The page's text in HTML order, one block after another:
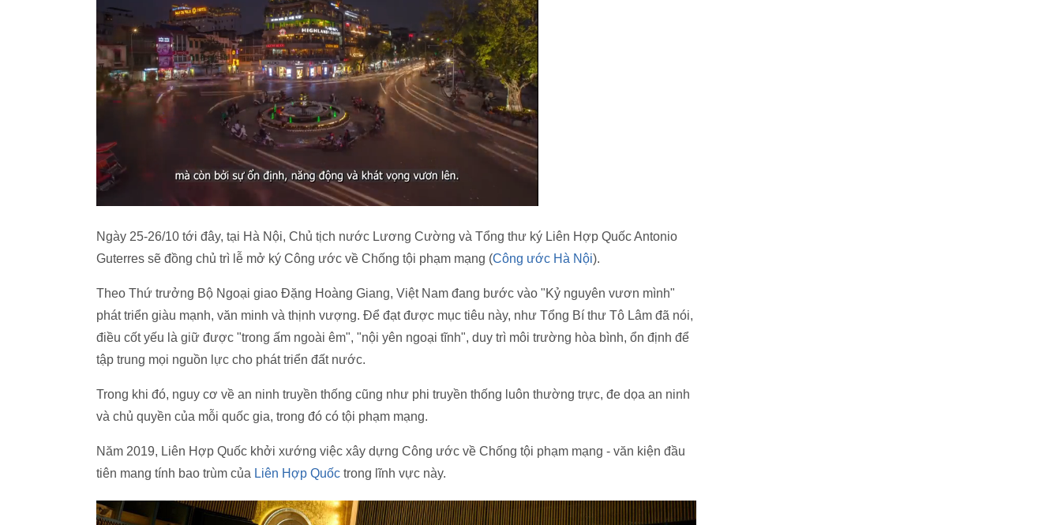
Ngày 25-26/10 tới đây, tại Hà Nội, Chủ tịch nước Lương Cường và Tổng thư ký Liên Hợp Quốc Antonio
Guterres sẽ đồng chủ trì lễ mở ký Công ước về Chống tội phạm mạng (Công ước Hà Nội).
Theo Thứ trưởng Bộ Ngoại giao Đặng Hoàng Giang, Việt Nam đang bước vào "Kỷ nguyên vươn mình"
phát triển giàu mạnh, văn minh và thịnh vượng. Để đạt được mục tiêu này, như Tổng Bí thư Tô Lâm đã nói,
điều cốt yếu là giữ được "trong ấm ngoài êm", "nội yên ngoại tĩnh", duy trì môi trường hòa bình, ổn định để
tập trung mọi nguồn lực cho phát triển đất nước.
Trong khi đó, nguy cơ về an ninh truyền thống cũng như phi truyền thống luôn thường trực, đe dọa an ninh
và chủ quyền của mỗi quốc gia, trong đó có tội phạm mạng.
Năm 2019, Liên Hợp Quốc khởi xướng việc xây dựng Công ước về Chống tội phạm mạng - văn kiện đầu
tiên mang tính bao trùm của Liên Hợp Quốc trong lĩnh vực này.